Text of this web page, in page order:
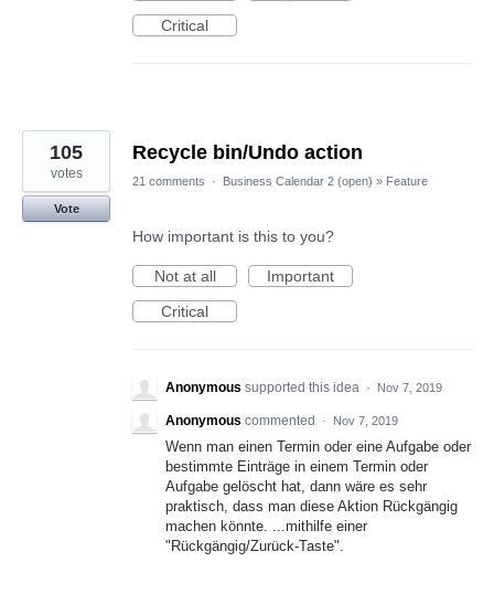
Critical
Recycle bin/Undo action
105
votes
Vote
21 comments · Business Calendar 2 (open) » Feature
How important is this to you?
Not at all
Important
Critical
Anonymous supported this idea · Nov 7, 2019
Anonymous commented · Nov 7, 2019
Wenn man einen Termin oder eine Aufgabe oder
bestimmte Einträge in einem Termin oder
Aufgabe gelöscht hat, dann wäre es sehr
praktisch, dass man diese Aktion Rückgängig
machen könnte. ...mithilfe einer
"Rückgängig/Zurück-Taste".